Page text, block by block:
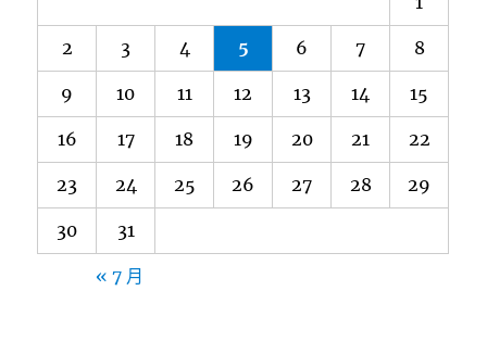
2 3 4 5 6 7 8
9 10 11 12 13 14 15
16 17 18 19 20 21 22
23 24 25 26 27 28 29
30 31
« 7 月